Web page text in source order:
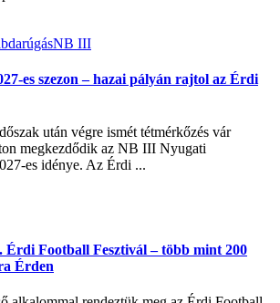
NB III
es szezon – hazai pályán rajtol az Érdi
után végre ismét tétmérkőzés vár
megkezdődik az NB III Nyugati
es idénye. Az Érdi ...
Football Fesztivál – több mint 200
Érden